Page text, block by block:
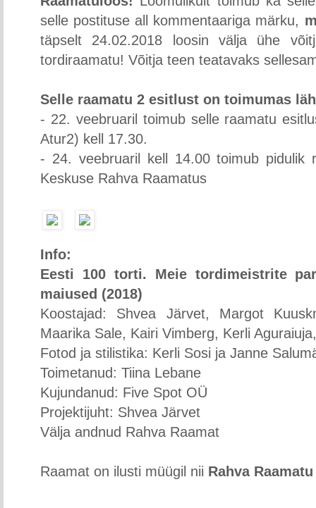
selle postituse all kommentaariga märku,
täpselt 24.02.2018 loosin välja ühe
tordiraamatu! Võitja teen teatavaks
Selle raamatu 2 esitlust on toimumas
- 22. veebruaril toimub selle raamatu
Atur2) kell 17.30.
- 24. veebruaril kell 14.00 toimub pidulik
Keskuse Rahva Raamatus
Info:
Eesti 100 torti. Meie tordimeistrite
maiused (2018)
Koostajad: Shvea Järvet, Margot
Maarika Sale, Kairi Vimberg, Kerli
Fotod ja stilistika: Kerli Sosi ja Janne
Toimetanud: Tiina Lebane
Kujundanud: Five Spot OÜ
Projektijuht: Shvea Järvet
Välja andnud Rahva Raamat
Raamat on ilusti müügil nii Rahva